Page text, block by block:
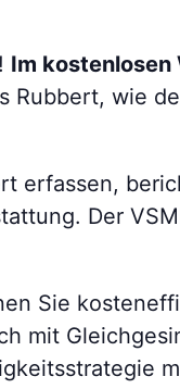
Im kostenlosen
wie
erfassen,
Der
Sie
mit